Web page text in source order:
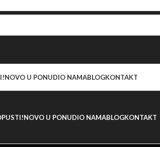
NOVO U PONUDIO NAMABLOGKONTAKT
NOVO U PONUDIO NAMABLOGKONTAKT